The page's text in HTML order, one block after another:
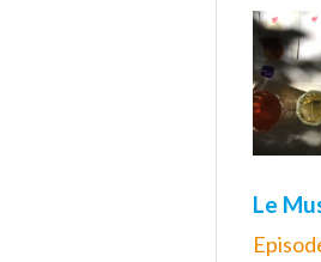
Le